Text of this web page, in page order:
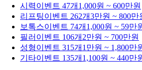
시력이벤트 47개 1,000원 ~ 600만원
리프팅이벤트 262개3만원 ~ 800만
보톡스이벤트 74개 1,000원 ~ 59만
필러 이벤트 106개 2만원 ~ 700만원
성형이벤트 315개 1만원 ~ 1,800만
기타이벤트 135개 1,100원 ~ 440만